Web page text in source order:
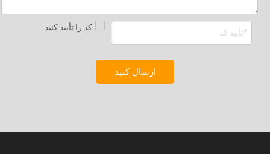
ارسال کنید